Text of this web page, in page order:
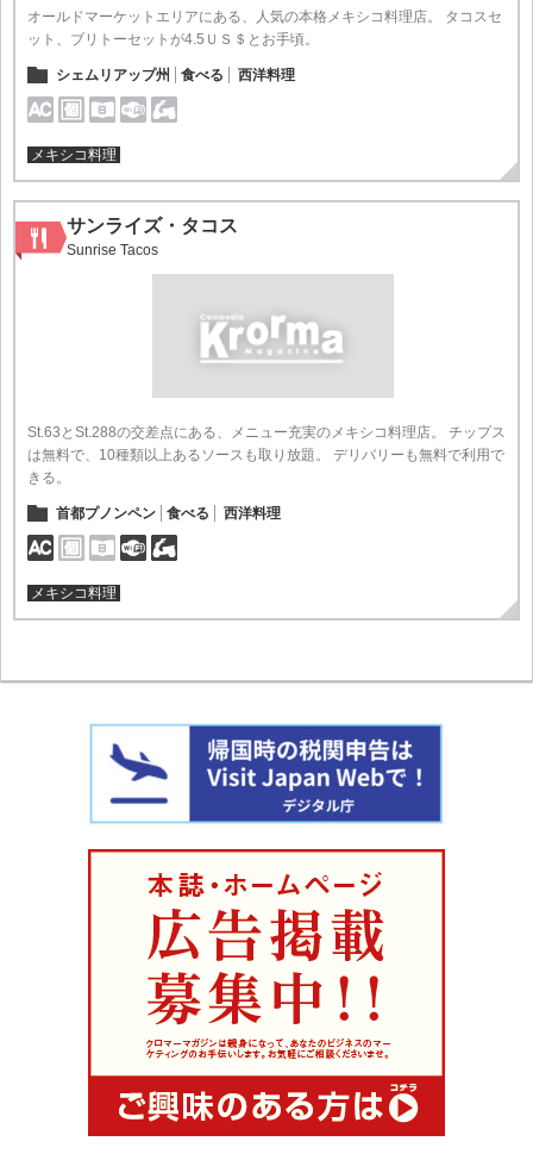
オールドマーケットエリアにある、人気の本格メキシコ料理店。 タコスセ
ット、ブリトーセットが4.5ＵＳ＄とお手頃。
シェムリアップ州 食べる 西洋料理
メキシコ料理
サンライズ・タコス
Sunrise Tacos
St.63とSt.288の交差点にある、メニュー充実のメキシコ料理店。 チップス
は無料で、10種類以上あるソースも取り放題。 デリバリーも無料で利用で
きる。
首都プノンペン 食べる 西洋料理
メキシコ料理